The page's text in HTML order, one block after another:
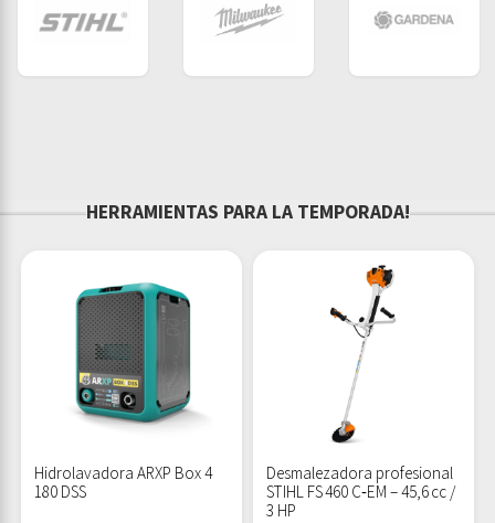
HERRAMIENTAS PARA LA TEMPORADA!
Hidrolavadora ARXP Box 4
180 DSS
Desmalezadora profesional
STIHL FS 460 C‑EM – 45,6 cc /
3 HP